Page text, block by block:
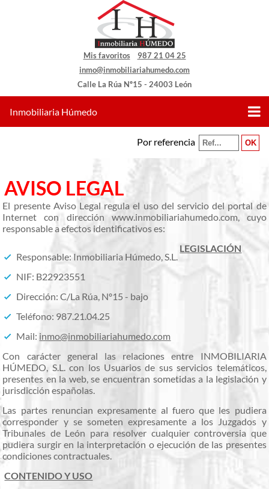
Mis favoritos
987 21 04 25
inmo@inmobiliariahumedo.com
Calle La Rúa Nº15 - 24003 León
Inmobiliaria Húmedo
Por referencia
AVISO LEGAL
El presente Aviso Legal regula el uso del servicio del portal de
Internet con dirección www.inmobiliariahumedo.com, cuyo
responsable a efectos identificativos es:
Responsable: Inmobiliaria Húmedo, S.L.
NIF: B22923551
Dirección: C/La Rúa, Nº15 - bajo
Teléfono: 987.21.04.25
Mail: inmo@inmobiliariahumedo.com
LEGISLACIÓN
Con carácter general las relaciones entre INMOBILIARIA
HÚMEDO, S.L. con los Usuarios de sus servicios telemáticos,
presentes en la web, se encuentran sometidas a la legislación y
jurisdicción españolas.
Las partes renuncian expresamente al fuero que les pudiera
corresponder y se someten expresamente a los Juzgados y
Tribunales de León para resolver cualquier controversia que
pudiera surgir en la interpretación o ejecución de las presentes
condiciones contractuales.
CONTENIDO Y USO